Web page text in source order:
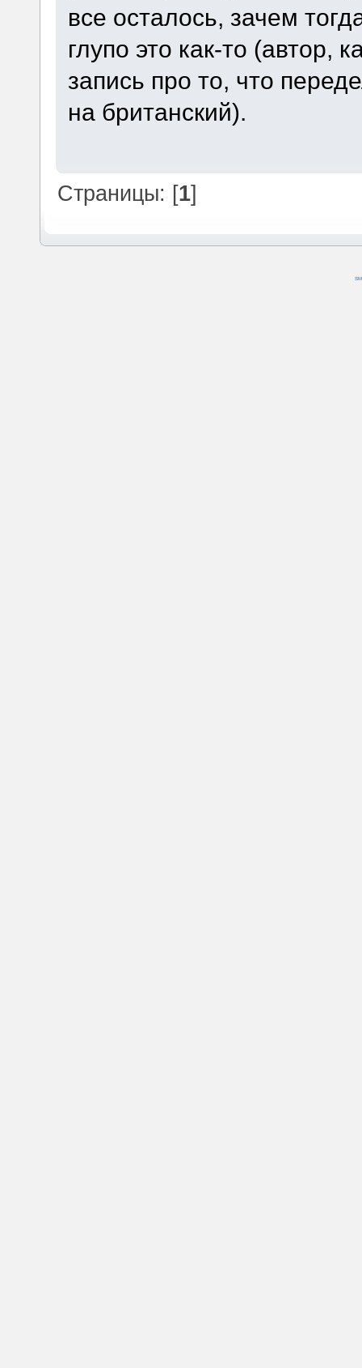
все осталось, зачем
глупо это как-то (автор,
запись про то, что
на британский).
Страницы: [1]